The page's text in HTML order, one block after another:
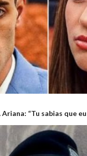
Ariana: “Tu sabias que